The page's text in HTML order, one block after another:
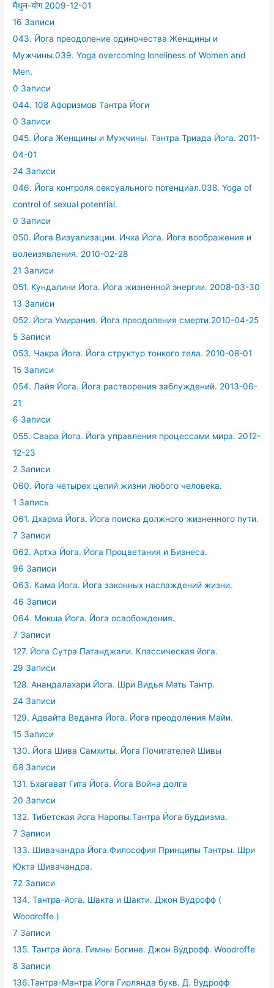
मैथुन-योग 2009-12-01
16 Записи
043. Йога преодоление одиночества Женщины и
Мужчины.039. Yoga overcoming loneliness of Women and
Men.
0 Записи
044. 108 Афоризмов Тантра Йоги
0 Записи
045. Йога Женщины и Мужчины. Тантра Триада Йога. 2011-
04-01
24 Записи
046. Йога контроля сексуального потенциал.038. Yoga of
control of sexual potential.
0 Записи
050. Йога Визуализации. Ичха Йога. Йога воображения и
волеизявления. 2010-02-28
21 Записи
051. Кундалини Йога. Йога жизненной энергии. 2008-03-30
13 Записи
052. Йога Умирания. Йога преодоления смерти.2010-04-25
5 Записи
053. Чакра Йога. Йога структур тонкого тела. 2010-08-01
15 Записи
054. Лайя Йога. Йога растворения заблуждений. 2013-06-
21
6 Записи
055. Свара Йога. Йога управления процессами мира. 2012-
12-23
2 Записи
060. Йога четырех целий жизни любого человека.
1 Запись
061. Дхарма Йога. Йога поиска должного жизненного пути.
7 Записи
062. Артха Йога. Йога Процветания и Бизнеса.
96 Записи
063. Кама Йога. Йога законных наслаждений жизни.
46 Записи
064. Мокша Йога. Йога освобождения.
7 Записи
127. Йога Сутра Патанджали. Классическая йога.
29 Записи
128. Анандалахари Йога. Шри Видья Мать Тантр.
24 Записи
129. Адвайта Веданта Йога. Йога преодоления Майи.
15 Записи
130. Йога Шива Самхиты. Йога Почитателей Шивы
68 Записи
131. Бхагават Гита Йога. Йога Война долга
20 Записи
132. Тибетская йога Наропы.Тантра Йога буддизма.
7 Записи
133. Шивачандра Йога.Философия Принципы Тантры. Шри
Юкта Шивачандра.
72 Записи
134. Тантра-йога. Шакта и Шакти. Джон Вудрофф (
Woodroffe )
7 Записи
135. Тантра йога. Гимны Богине. Джон Вудрофф. Woodroffe
8 Записи
136.Тантра-Мантра Йога Гирлянда букв. Д. Вудрофф